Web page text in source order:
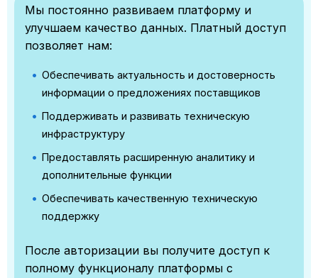
Мы постоянно развиваем платформу и
улучшаем качество данных. Платный доступ
позволяет нам:
Обеспечивать актуальность и достоверность
информации о предложениях поставщиков
Поддерживать и развивать техническую
инфраструктуру
Предоставлять расширенную аналитику и
дополнительные функции
Обеспечивать качественную техническую
поддержку
После авторизации вы получите доступ к
полному функционалу платформы с